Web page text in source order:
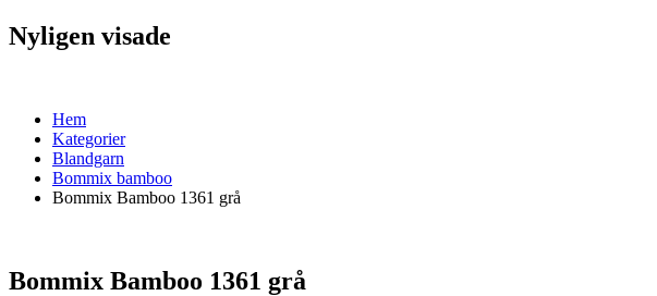
Nyligen visade
Hem
Kategorier
Blandgarn
Bommix bamboo
Bommix Bamboo 1361 grå
Bommix Bamboo 1361 grå